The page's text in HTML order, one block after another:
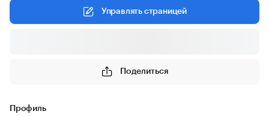
Управлять страницей
Поделиться
Профиль